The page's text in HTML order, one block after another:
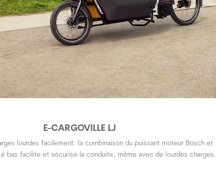
E-CARGOVILLE LJ
lourdes facilement: la combinaison du puissant moteur Bosch et
bas facilite et sécurise la conduite, même avec de lourdes charges.